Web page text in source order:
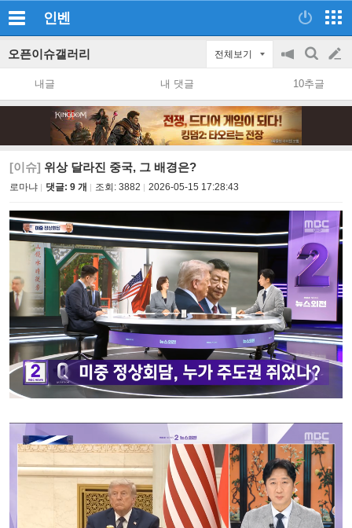
인벤
오픈이슈갤러리 전체보기
공
지
on/off
검
색
글
쓰
내글 내 댓글 10추글
[이슈] 위상 달라진 중국, 그 배경은?
로마냐 댓글: 9 개 조회: 3882 2026-05-15 17:28:43